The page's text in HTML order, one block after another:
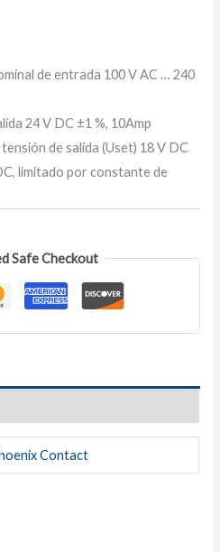
de entrada 100 V AC … 240
24 V DC ±1 %, 10Amp
de salida (Uset) 18 V DC
limitado por constante de
Safe Checkout
Contact